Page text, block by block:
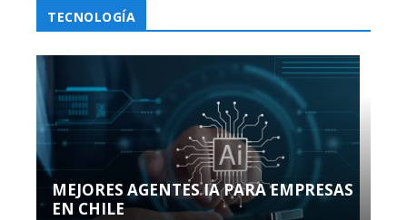
TECNOLOGÍA
MEJORES AGENTES IA PARA EMPRESAS
EN CHILE